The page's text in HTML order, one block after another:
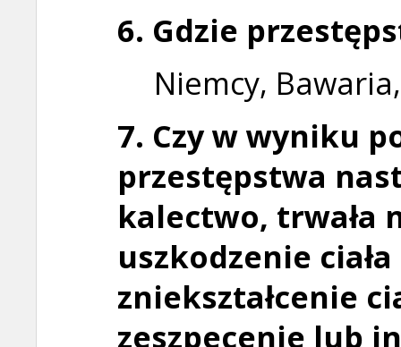
6. Gdzie
Niemcy,
7. Czy w wyniku
przestępstwa
kalectwo, trwała
uszkodzenie
zniekształcenie
zeszpecenie lub